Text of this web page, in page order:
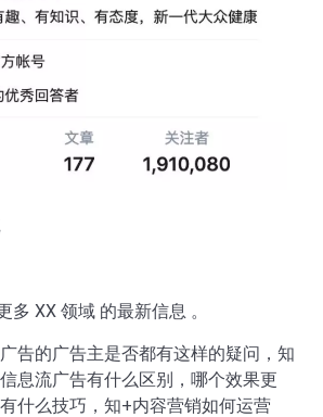
多 XX 领域 的最新信息 。
告的广告主是否都有这样的疑问，知
息流广告有什么区别，哪个效果更
什么技巧，知+内容营销如何运营